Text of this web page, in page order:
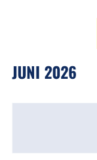
JUNI 2026